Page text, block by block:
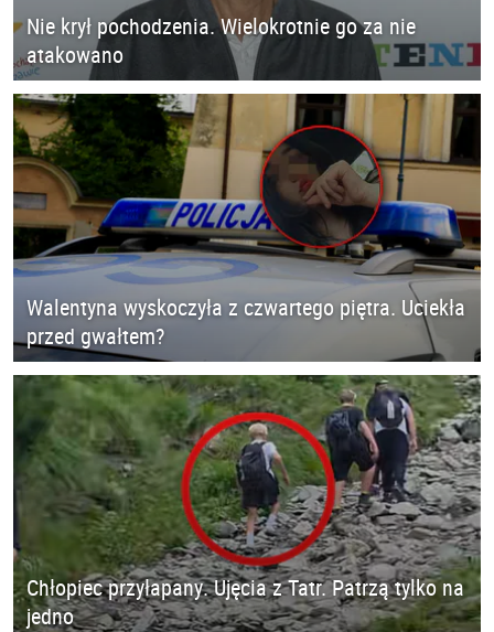
Nie krył pochodzenia. Wielokrotnie go za nie
atakowano
Walentyna wyskoczyła z czwartego piętra. Uciekła
przed gwałtem?
Chłopiec przyłapany. Ujęcia z Tatr. Patrzą tylko na
jedno